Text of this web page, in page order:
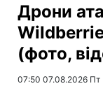
Дрони
(фото,
07:50 07.08.2026 Пт